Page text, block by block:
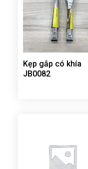
Kẹp gắp có khía
JB0082